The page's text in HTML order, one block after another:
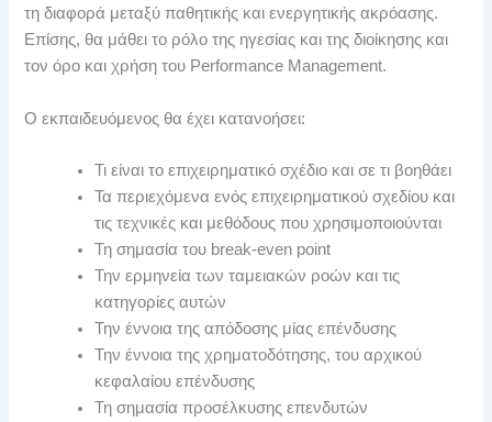
τη διαφορά μεταξύ παθητικής και ενεργητικής ακρόασης.
Επίσης, θα μάθει το ρόλο της ηγεσίας και της διοίκησης και
τον όρο και χρήση του Performance Management.
Ο εκπαιδευόμενος θα έχει κατανοήσει:
Τι είναι το επιχειρηματικό σχέδιο και σε τι βοηθάει
Τα περιεχόμενα ενός επιχειρηματικού σχεδίου και
τις τεχνικές και μεθόδους που χρησιμοποιούνται
Τη σημασία του break-even point
Την ερμηνεία των ταμειακών ροών και τις
κατηγορίες αυτών
Την έννοια της απόδοσης μίας επένδυσης
Την έννοια της χρηματοδότησης, του αρχικού
κεφαλαίου επένδυσης
Τη σημασία προσέλκυσης επενδυτών